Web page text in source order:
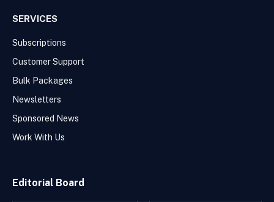
SERVICES
Subscriptions
Customer Support
Bulk Packages
Newsletters
Sponsored News
Work With Us
Editorial Board